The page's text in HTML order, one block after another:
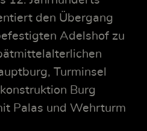
den Übergang
Adelshof zu
Turminsel
Burg
Palas und Wehrturm